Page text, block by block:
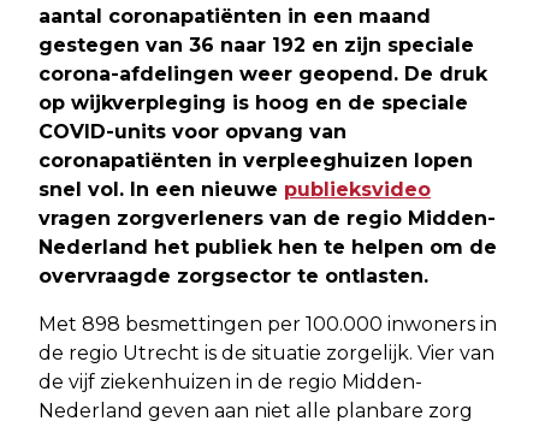
aantal coronapatiënten in een maand
gestegen van 36 naar 192 en zijn speciale
corona-afdelingen weer geopend. De druk
op wijkverpleging is hoog en de speciale
COVID-units voor opvang van
coronapatiënten in verpleeghuizen lopen
snel vol. In een nieuwe publieksvideo
vragen zorgverleners van de regio Midden-
Nederland het publiek hen te helpen om de
overvraagde zorgsector te ontlasten.
Met 898 besmettingen per 100.000 inwoners in
de regio Utrecht is de situatie zorgelijk. Vier van
de vijf ziekenhuizen in de regio Midden-
Nederland geven aan niet alle planbare zorg